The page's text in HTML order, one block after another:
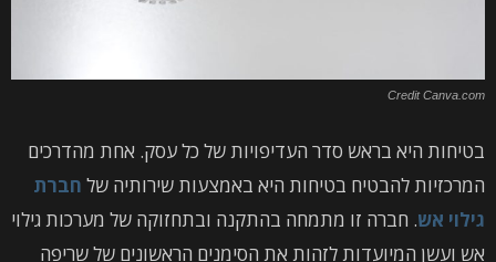
Credit Canva.com
בטיחות היא בראש סדר העדיפויות של כל עסק. אחת מהדרכים
המרכזיות להבטיח בטיחות היא באמצעות שירותיה של חברת
גילוי אש. חברה זו מתמחה בהתקנה ובתחזוקה של מערכות גילוי
אש ועשן המיועדות לזהות את הסימנים הראשונים של שריפה